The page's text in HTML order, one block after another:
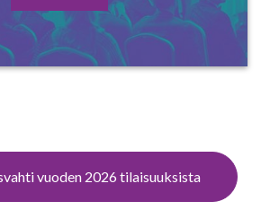
vuoden 2026 tilaisuuksista